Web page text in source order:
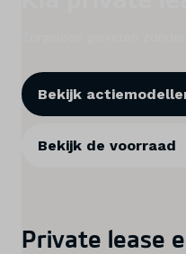
Vacatures
Bekijk
Bekijk de voorraad
Private lease